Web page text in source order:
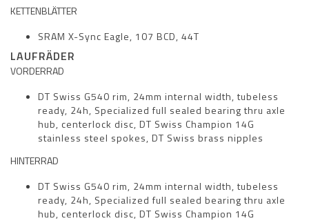
KETTENBLÄTTER
SRAM X-Sync Eagle, 107 BCD, 44T
LAUFRÄDER
VORDERRAD
DT Swiss G540 rim, 24mm internal width, tubeless
ready, 24h, Specialized full sealed bearing thru axle
hub, centerlock disc, DT Swiss Champion 14G
stainless steel spokes, DT Swiss brass nipples
HINTERRAD
DT Swiss G540 rim, 24mm internal width, tubeless
ready, 24h, Specialized full sealed bearing thru axle
hub, centerlock disc, DT Swiss Champion 14G